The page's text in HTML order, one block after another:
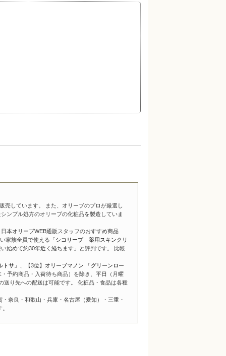
売しています。 また、オリーブのプロが厳選し
ンプル処方のオリーブの化粧品を製造していま
本オリーブWEB通販スタッフのおすすめ商品
家族全員で使える「シコリーブ 薬用スキンクリ
始めて約30年近く経ちます」と評判です。 比較
サ」 、【3位】
オリーブマノン 「グリーンロー
予約商品・入荷待ち商品）を除き、平日（月曜
り先への配送は可能です。 化粧品・食品は各種
奈良・和歌山・兵庫・名古屋（愛知）・三重・